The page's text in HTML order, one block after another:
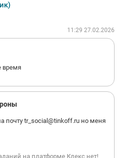
11:29 27.02.2026
время
почту tr_social@tinkoff.ru но меня
на платформе Клекс нет!